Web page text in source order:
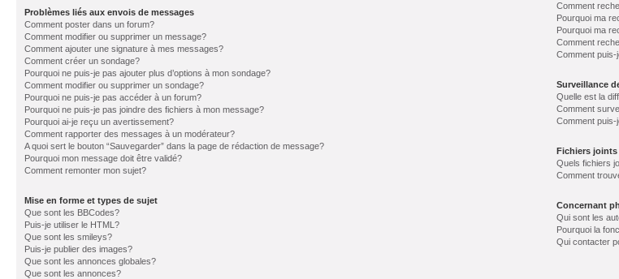
Problèmes liés aux envois de messages
Comment poster dans un forum?
Comment modifier ou supprimer un message?
Comment ajouter une signature à mes messages?
Comment créer un sondage?
Pourquoi ne puis-je pas ajouter plus d’options à mon sondage?
Comment modifier ou supprimer un sondage?
Pourquoi ne puis-je pas accéder à un forum?
Pourquoi ne puis-je pas joindre des fichiers à mon message?
Pourquoi ai-je reçu un avertissement?
Comment rapporter des messages à un modérateur?
A quoi sert le bouton “Sauvegarder” dans la page de rédaction de message?
Pourquoi mon message doit être validé?
Comment remonter mon sujet?
Mise en forme et types de sujet
Que sont les BBCodes?
Puis-je utiliser le HTML?
Que sont les smileys?
Puis-je publier des images?
Que sont les annonces globales?
Que sont les annonces?
Comment
Pourquoi ma
Pourquoi ma
Comment
Comment
Surveillance
Quelle est la
Comment
Comment
Fichiers joints
Quels fichiers
Comment
Concernant
Qui sont les
Pourquoi la
Qui contacter